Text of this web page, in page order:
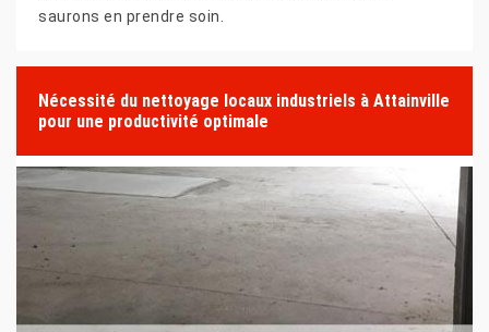
saurons en prendre soin.
Nécessité du nettoyage locaux industriels à Attainville
pour une productivité optimale